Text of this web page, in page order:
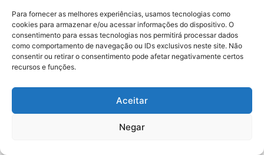
Para fornecer as melhores experiências, usamos tecnologias como
cookies para armazenar e/ou acessar informações do dispositivo. O
consentimento para essas tecnologias nos permitirá processar dados
como comportamento de navegação ou IDs exclusivos neste site. Não
consentir ou retirar o consentimento pode afetar negativamente certos
recursos e funções.
Aceitar
Negar
Eleições 2026: procuradores e
promotores eleitorais realizam
reunião de alinhamento no RN